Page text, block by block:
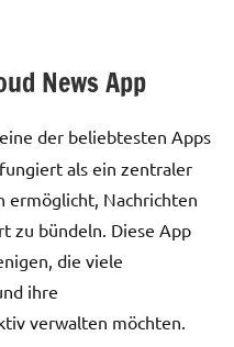
News App
der beliebtesten Apps
als ein zentraler
ermöglicht, Nachrichten
zu bündeln. Diese App
die viele
ihre
verwalten möchten.